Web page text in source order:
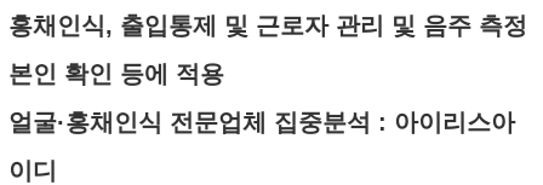
홍채인식, 출입통제 및 근로자 관리 및 음주 측정
본인 확인 등에 적용
얼굴·홍채인식 전문업체 집중분석 : 아이리스아
이디